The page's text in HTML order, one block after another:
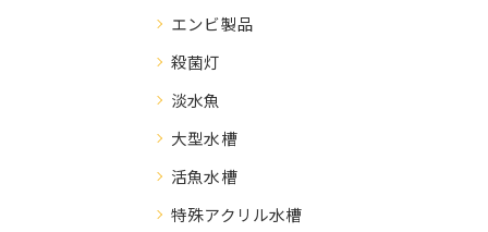
エンビ製品
殺菌灯
淡水魚
大型水槽
活魚水槽
特殊アクリル水槽